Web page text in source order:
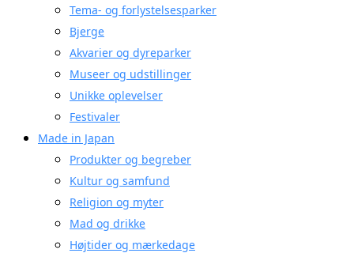
Tema- og forlystelsesparker
Bjerge
Akvarier og dyreparker
Museer og udstillinger
Unikke oplevelser
Festivaler
Made in Japan
Produkter og begreber
Kultur og samfund
Religion og myter
Mad og drikke
Højtider og mærkedage